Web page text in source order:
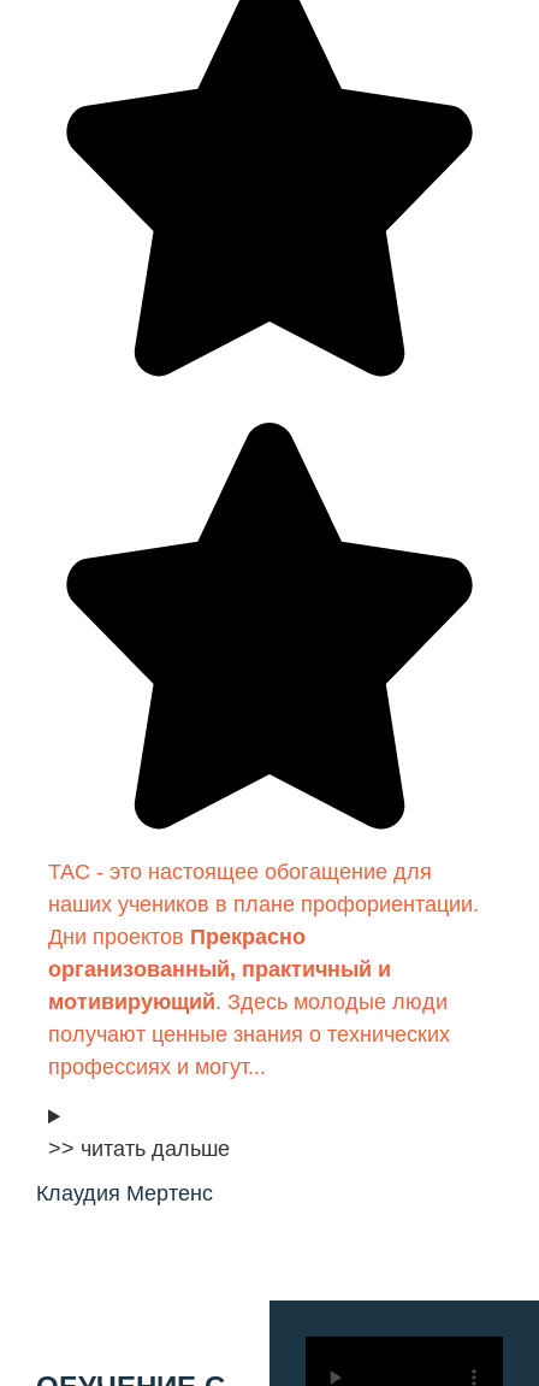
TAC - это настоящее обогащение для
наших учеников в плане профориентации.
Дни проектов Прекрасно
организованный, практичный и
мотивирующий. Здесь молодые люди
получают ценные знания о технических
профессиях и могут...
>> читать дальше
Клаудия Мертенс